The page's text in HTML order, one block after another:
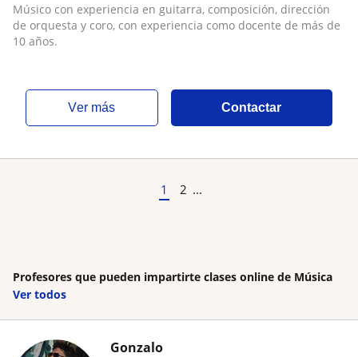
Músico con experiencia en guitarra, composición, dirección
de orquesta y coro, con experiencia como docente de más de
10 años.
ver más Contactar
1 2 ...
Profesores que pueden impartirte clases online de Música
Ver todos
Gonzalo